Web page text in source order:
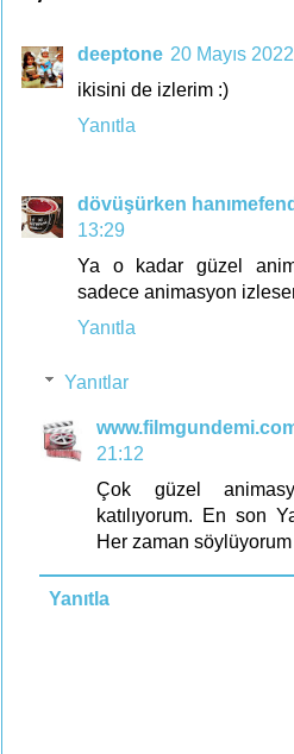
deeptone 20 Mayıs
ikisini de izlerim :)
Yanıtla
dövüşürken
13:29
Ya o kadar güzel
sadece animasyon
Yanıtla
Yanıtlar
21:12
Çok güzel
katılıyorum. En son
Her zaman
Yanıtla